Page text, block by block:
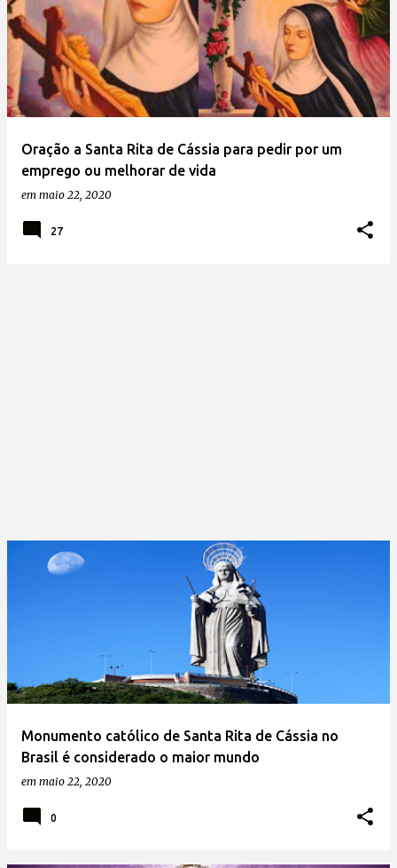
Oração a Santa Rita de Cássia para pedir por um
emprego ou melhorar de vida
em maio 22, 2020
27
Monumento católico de Santa Rita de Cássia no
Brasil é considerado o maior mundo
em maio 22, 2020
0